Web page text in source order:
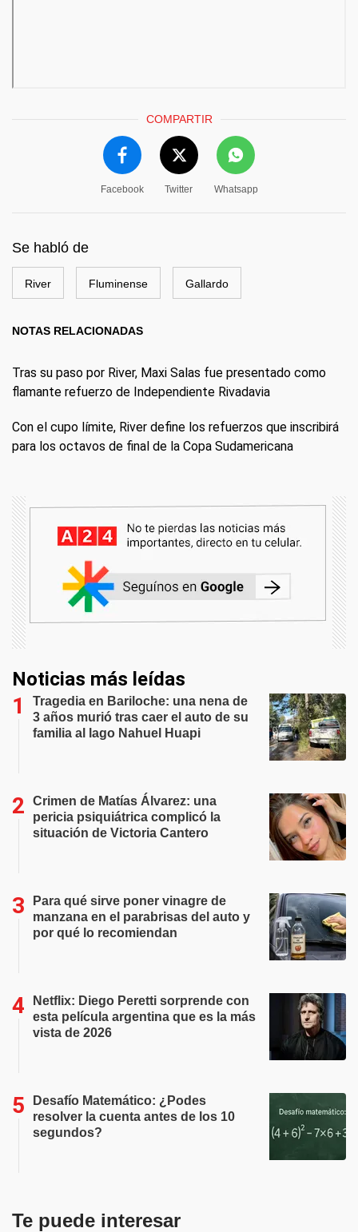
COMPARTIR
Facebook Twitter Whatsapp
Se habló de
River Fluminense Gallardo
NOTAS RELACIONADAS
Tras su paso por River, Maxi Salas fue presentado como
flamante refuerzo de Independiente Rivadavia
Con el cupo límite, River define los refuerzos que inscribirá
para los octavos de final de la Copa Sudamericana
Noticias más leídas
Tragedia en Bariloche: una nena de
3 años murió tras caer el auto de su
familia al lago Nahuel Huapi
Crimen de Matías Álvarez: una
pericia psiquiátrica complicó la
situación de Victoria Cantero
Para qué sirve poner vinagre de
manzana en el parabrisas del auto y
por qué lo recomiendan
Netflix: Diego Peretti sorprende con
esta película argentina que es la más
vista de 2026
Desafío Matemático: ¿Podes
resolver la cuenta antes de los 10
segundos?
Te puede interesar